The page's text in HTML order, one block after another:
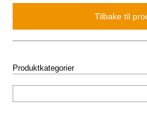
Produktkategorier